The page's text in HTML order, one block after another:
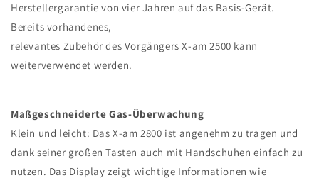
Herstellergarantie von vier Jahren auf das Basis-Gerät.
Bereits vorhandenes,
relevantes Zubehör des Vorgängers X-am 2500 kann
weiterverwendet werden.
Maßgeschneiderte Gas-Überwachung
Klein und leicht: Das X-am 2800 ist angenehm zu tragen und
dank seiner großen Tasten auch mit Handschuhen einfach zu
nutzen. Das Display zeigt wichtige Informationen wie